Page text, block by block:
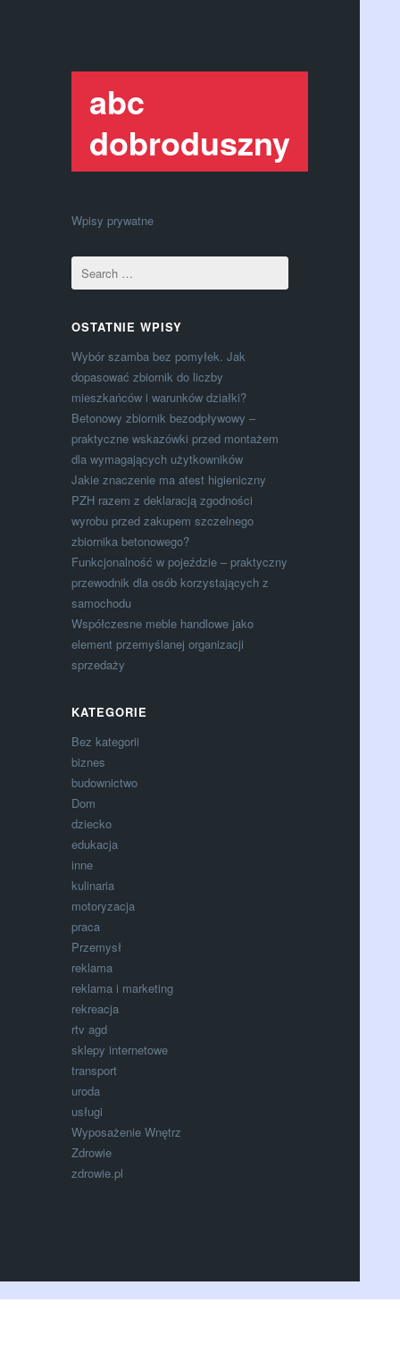
abc
dobroduszny
Wpisy prywatne
OSTATNIE WPISY
Wybór szamba bez pomyłek. Jak
dopasować zbiornik do liczby
mieszkańców i warunków działki?
Betonowy zbiornik bezodpływowy –
praktyczne wskazówki przed montażem
dla wymagających użytkowników
Jakie znaczenie ma atest higieniczny
PZH razem z deklaracją zgodności
wyrobu przed zakupem szczelnego
zbiornika betonowego?
Funkcjonalność w pojeździe – praktyczny
przewodnik dla osób korzystających z
samochodu
Współczesne meble handlowe jako
element przemyślanej organizacji
sprzedaży
KATEGORIE
Bez kategorii
biznes
budownictwo
Dom
dziecko
edukacja
inne
kulinaria
motoryzacja
praca
Przemysł
reklama
reklama i marketing
rekreacja
rtv agd
sklepy internetowe
transport
uroda
usługi
Wyposażenie Wnętrz
Zdrowie
zdrowie.pl